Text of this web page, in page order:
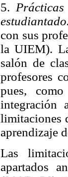
5.
estudiantado.
con sus
la UIEM).
salón de
profesores
pues,
integración
limitaciones
aprendizaje
Las
apartados